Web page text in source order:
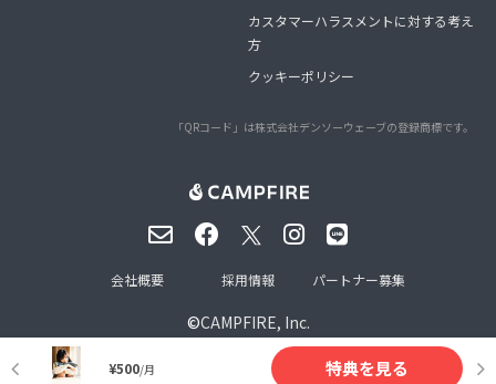
¥500/月 特典を見る
カスタマーハラスメントに対する考え
方
クッキーポリシー
「QRコード」は株式会社デンソーウェーブの登録商標です。
©CAMPFIRE, Inc.
会社概要 採用情報 パートナー募集